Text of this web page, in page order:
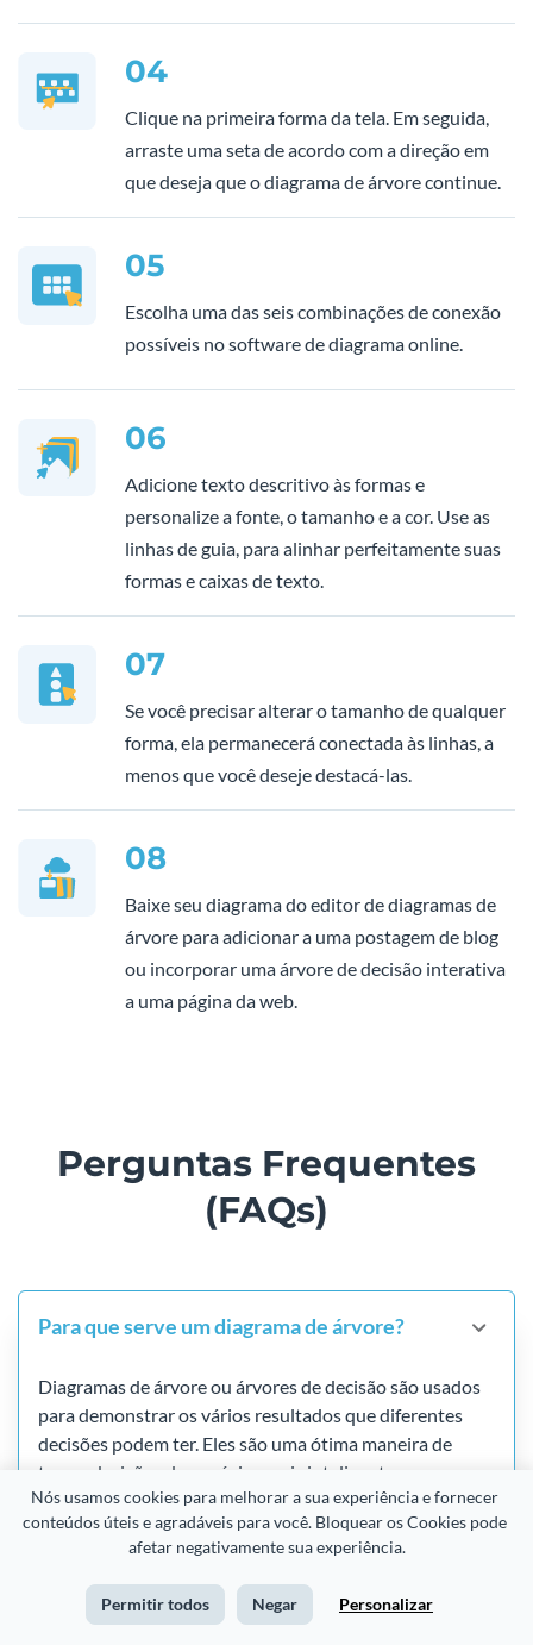
Nós usamos cookies para melhorar a sua experiência e fornecer
conteúdos úteis e agradáveis para você. Bloquear os Cookies pode
afetar negativamente sua experiência.
Permitir todos Negar Personalizar
04
Clique na primeira forma da tela. Em seguida,
arraste uma seta de acordo com a direção em
que deseja que o diagrama de árvore continue.
05
Escolha uma das seis combinações de conexão
possíveis no software de diagrama online.
06
Adicione texto descritivo às formas e
personalize a fonte, o tamanho e a cor. Use as
linhas de guia, para alinhar perfeitamente suas
formas e caixas de texto.
07
Se você precisar alterar o tamanho de qualquer
forma, ela permanecerá conectada às linhas, a
menos que você deseje destacá-las.
08
Baixe seu diagrama do editor de diagramas de
árvore para adicionar a uma postagem de blog
ou incorporar uma árvore de decisão interativa
a uma página da web.
Perguntas Frequentes
(FAQs)
Para que serve um diagrama de árvore?
Diagramas de árvore ou árvores de decisão são usados ​​
para demonstrar os vários resultados que diferentes
decisões podem ter. Eles são uma ótima maneira de
tomar decisões de negócios mais inteligentes.
com o editor de diagramas de árvore?